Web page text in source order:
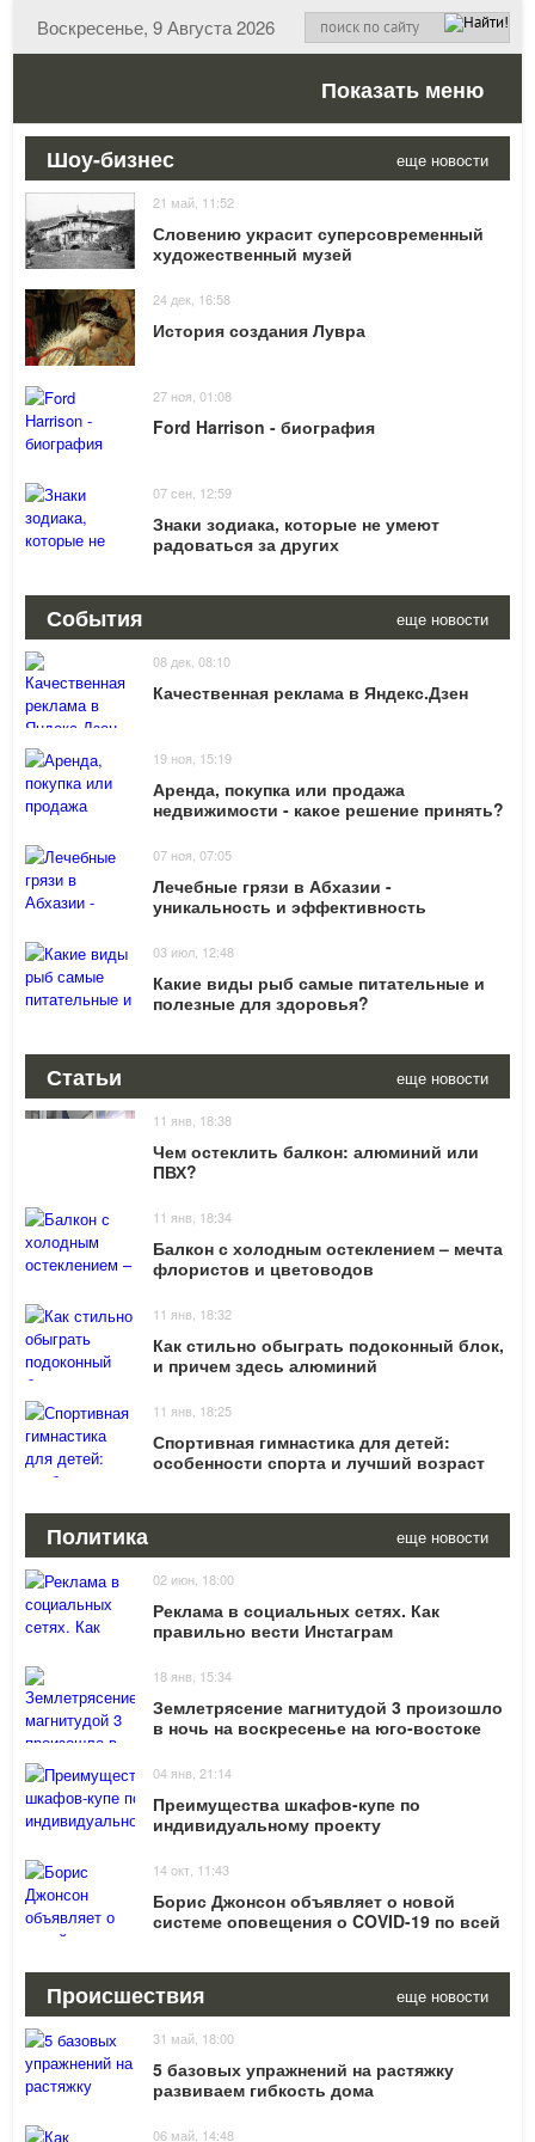
Воскресенье, 9 Августа 2026
Показать меню
Шоу-бизнес еще новости
21 май, 11:52
Словению украсит суперсовременный
художественный музей
24 дек, 16:58
История создания Лувра
27 ноя, 01:08
Ford Harrison - биография
07 сен, 12:59
Знаки зодиака, которые не умеют
радоваться за других
События еще новости
08 дек, 08:10
Качественная реклама в Яндекс.Дзен
19 ноя, 15:19
Аренда, покупка или продажа
недвижимости - какое решение принять?
07 ноя, 07:05
Лечебные грязи в Абхазии -
уникальность и эффективность
03 июл, 12:48
Какие виды рыб самые питательные и
полезные для здоровья?
Статьи еще новости
11 янв, 18:38
Чем остеклить балкон: алюминий или
ПВХ?
11 янв, 18:34
Балкон с холодным остеклением – мечта
флористов и цветоводов
11 янв, 18:32
Как стильно обыграть подоконный блок,
и причем здесь алюминий
11 янв, 18:25
Спортивная гимнастика для детей:
особенности спорта и лучший возраст
Политика еще новости
02 июн, 18:00
Реклама в социальных сетях. Как
правильно вести Инстаграм
18 янв, 15:34
Землетрясение магнитудой 3 произошло
в ночь на воскресенье на юго-востоке
04 янв, 21:14
Преимущества шкафов-купе по
индивидуальному проекту
14 окт, 11:43
Борис Джонсон объявляет о новой
системе оповещения о COVID-19 по всей
Происшествия еще новости
31 май, 18:00
5 базовых упражнений на растяжку
развиваем гибкость дома
06 май, 14:48